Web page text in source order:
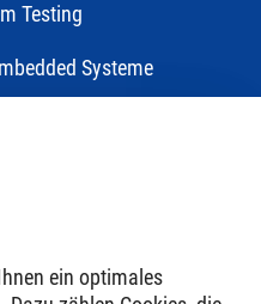
Testing
Systeme
ein optimales